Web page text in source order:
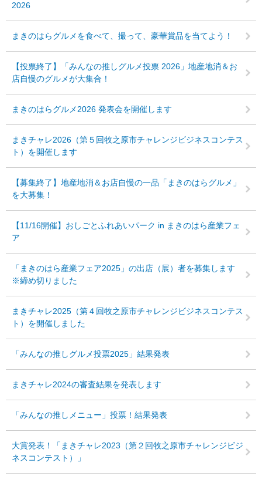
2026
まきのはらグルメを食べて、撮って、豪華賞品を当てよう！
【投票終了】「みんなの推しグルメ投票 2026」地産地消＆お
店自慢のグルメが大集合！
まきのはらグルメ2026 発表会を開催します
まきチャレ2026（第５回牧之原市チャレンジビジネスコンテス
ト）を開催します
【募集終了】地産地消＆お店自慢の一品「まきのはらグルメ」
を大募集！
【11/16開催】おしごとふれあいパーク in まきのはら産業フェ
ア
「まきのはら産業フェア2025」の出店（展）者を募集します
※締め切りました
まきチャレ2025（第４回牧之原市チャレンジビジネスコンテス
ト）を開催しました
「みんなの推しグルメ投票2025」結果発表
まきチャレ2024の審査結果を発表します
「みんなの推しメニュー」投票！結果発表
大賞発表！「まきチャレ2023（第２回牧之原市チャレンジビジ
ネスコンテスト）」